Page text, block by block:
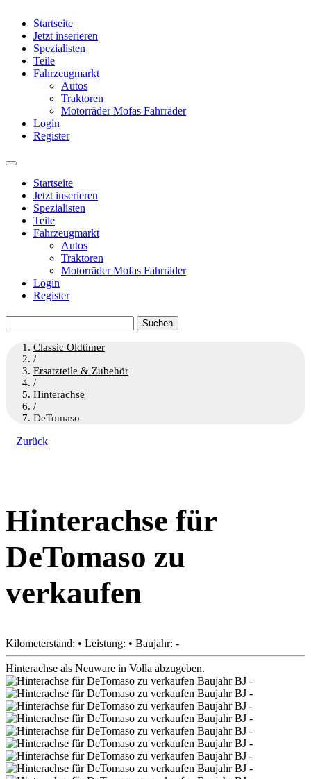
Startseite
Jetzt inserieren
Spezialisten
Teile
Fahrzeugmarkt
Autos
Traktoren
Motorräder Mofas Fahrräder
Login
Register
Startseite
Jetzt inserieren
Spezialisten
Teile
Fahrzeugmarkt
Autos
Traktoren
Motorräder Mofas Fahrräder
Login
Register
nach:
Classic Oldtimer
/
Ersatzteile & Zubehör
/
Hinterachse
/
DeTomaso
Zurück
Hinterachse für
DeTomaso zu
verkaufen
Kilometerstand: • Leistung: • Baujahr: -
Hinterachse als Neuware in Volla abzugeben.